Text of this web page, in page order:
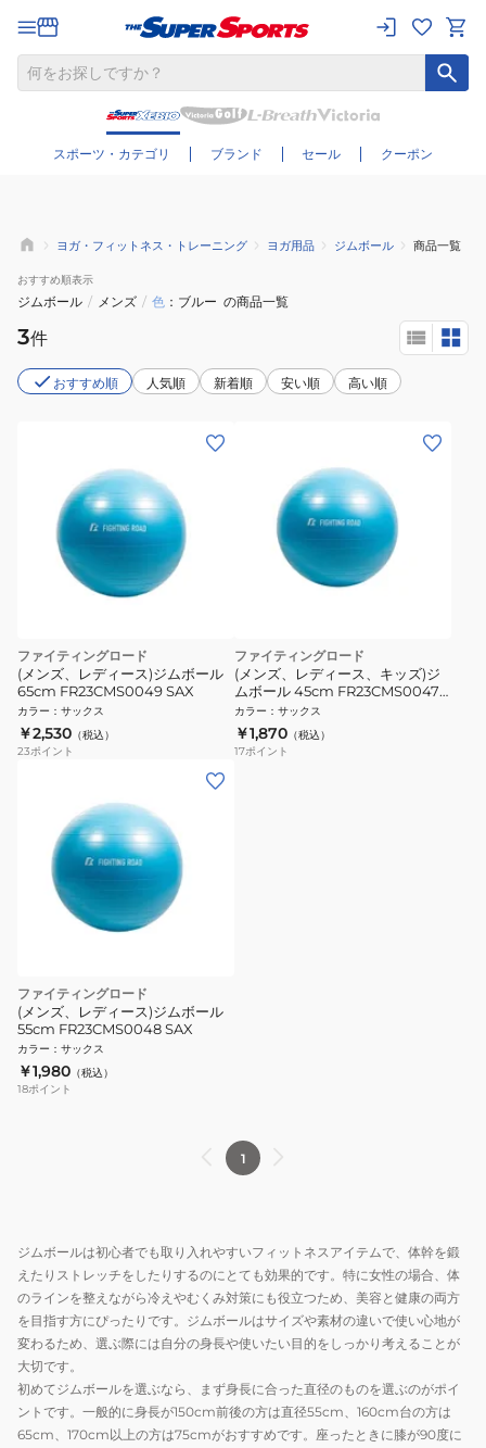
スポーツ・カテゴリ ブランド セール クーポン
さらに絞り込む
ヨガ・フィットネス・トレーニング ヨガ用品 ジムボール 商品一覧
おすすめ順表示
ジムボール / メンズ / 色 ブルー の商品一覧
3件
おすすめ順 人気順 新着順 安い順 高い順
ファイティングロード
(メンズ、レディース)ジムボール
65cm FR23CMS0049 SAX
カラー ： サックス
￥2,530 （税込）
23ポイント
ファイティングロード
(メンズ、レディース、キッズ)ジ
ムボール 45cm FR23CMS0047
SAX
カラー ： サックス
￥1,870 （税込）
17ポイント
ファイティングロード
(メンズ、レディース)ジムボール
55cm FR23CMS0048 SAX
カラー ： サックス
￥1,980 （税込）
18ポイント
1
ジムボールは初心者でも取り入れやすいフィットネスアイテムで、体幹を鍛
えたりストレッチをしたりするのにとても効果的です。特に女性の場合、体
のラインを整えながら冷えやむくみ対策にも役立つため、美容と健康の両方
を目指す方にぴったりです。ジムボールはサイズや素材の違いで使い心地が
変わるため、選ぶ際には自分の身長や使いたい目的をしっかり考えることが
大切です。
初めてジムボールを選ぶなら、まず身長に合った直径のものを選ぶのがポイ
ントです。一般的に身長が150cm前後の方は直径55cm、160cm台の方は
65cm、170cm以上の方は75cmがおすすめです。座ったときに膝が90度に